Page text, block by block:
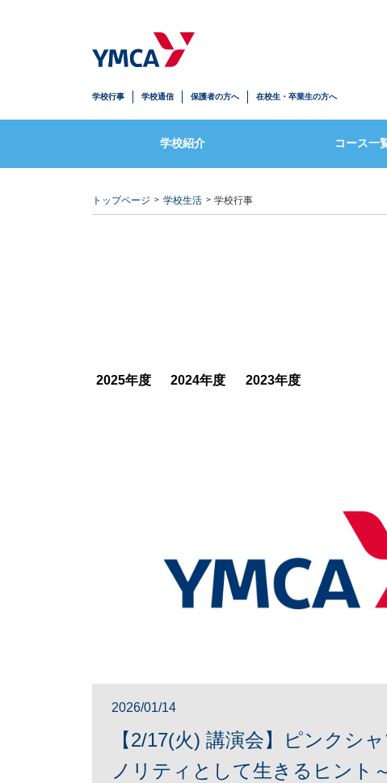
学校行事 学校通信 保護者の方へ 在校生・卒業生の方へ
学校紹介
年間スケジュール
コース一
トップページ 学校生活 学校行事
2025年度 2024年度 2023年度
2026/01/14
【2/17(火) 講演会】ピンクシ
ノリティとして生きるヒント